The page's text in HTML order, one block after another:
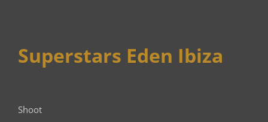
Superstars Eden Ibiza
Shoot